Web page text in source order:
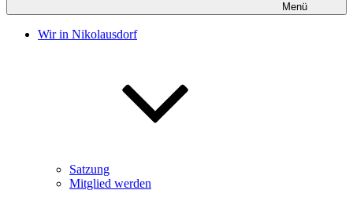
Menü
Wir in Nikolausdorf
Satzung
Mitglied werden